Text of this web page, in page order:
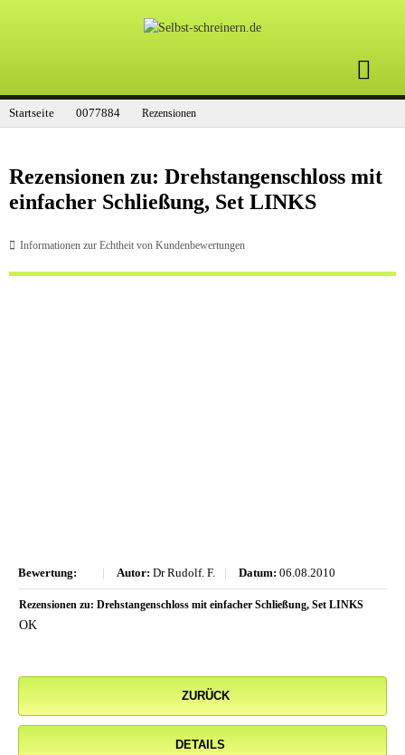
Startseite 0077884 Rezensionen
Rezensionen zu: Drehstangenschloss mit
einfacher Schließung, Set LINKS
Informationen zur Echtheit von Kundenbewertungen
Bewertung: | Autor: Dr Rudolf. F. | Datum: 06.08.2010
Rezensionen zu: Drehstangenschloss mit einfacher Schließung, Set LINKS
OK
ZURÜCK
DETAILS